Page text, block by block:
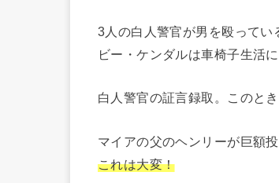
3人の白人警官が男を殴ってい
ビー・ケンダルは車椅子生活
白人警官の証言録取。このと
マイアの父のヘンリーが巨額
これは大変！